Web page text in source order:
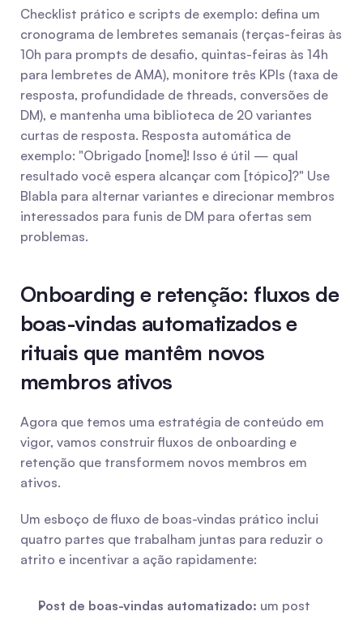
Checklist prático e scripts de exemplo: defina um
cronograma de lembretes semanais (terças-feiras às
10h para prompts de desafio, quintas-feiras às 14h
para lembretes de AMA), monitore três KPIs (taxa de
resposta, profundidade de threads, conversões de
DM), e mantenha uma biblioteca de 20 variantes
curtas de resposta. Resposta automática de
exemplo: "Obrigado [nome]! Isso é útil — qual
resultado você espera alcançar com [tópico]?" Use
Blabla para alternar variantes e direcionar membros
interessados para funis de DM para ofertas sem
problemas.
Onboarding e retenção: fluxos de
boas-vindas automatizados e
rituais que mantêm novos
membros ativos
Agora que temos uma estratégia de conteúdo em
vigor, vamos construir fluxos de onboarding e
retenção que transformem novos membros em
ativos.
Um esboço de fluxo de boas-vindas prático inclui
quatro partes que trabalham juntas para reduzir o
atrito e incentivar a ação rapidamente:
Post de boas-vindas automatizado: um post